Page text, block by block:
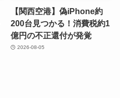
【関西空港】偽iPhone約
200台見つかる！消費税約1
億円の不正還付が発覚
2026-08-05